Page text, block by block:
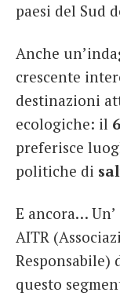
paesi del Sud
Anche
crescente
destinazioni
ecologiche: il
preferisce
politiche di
E ancora…
AITR
Responsabile)
questo